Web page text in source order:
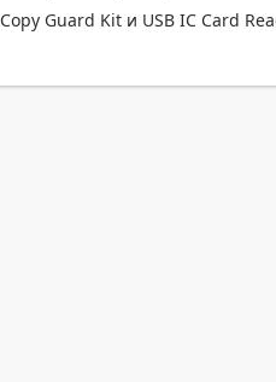
Guard Kit и USB IC Card